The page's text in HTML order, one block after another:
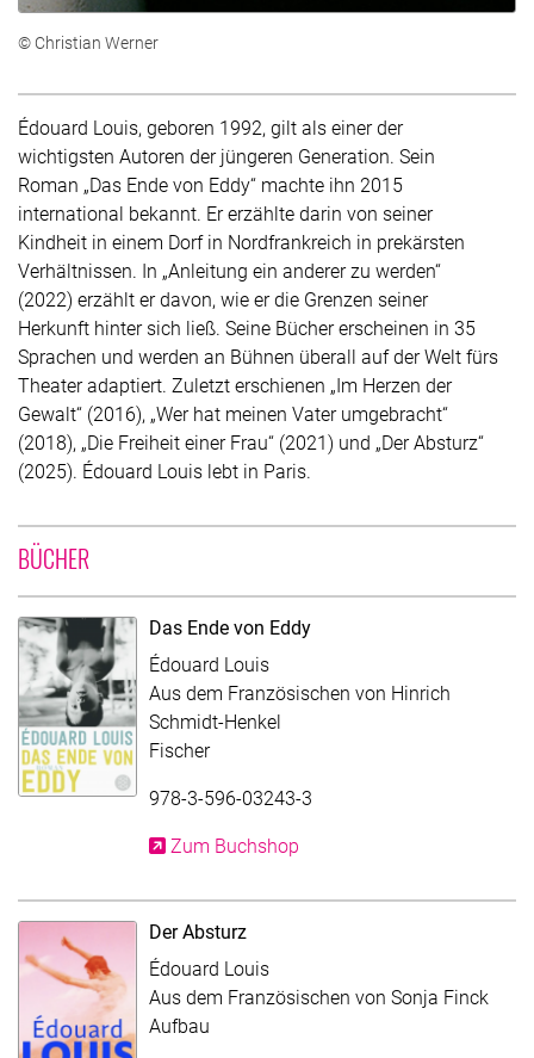
Édouard Louis, geboren 1992, gilt als einer der
wichtigsten Autoren der jüngeren Generation. Sein
Roman „Das Ende von Eddy“ machte ihn 2015
international bekannt. Er erzählte darin von seiner
Kindheit in einem Dorf in Nordfrankreich in prekärsten
Verhältnissen. In „Anleitung ein anderer zu werden“
(2022) erzählt er davon, wie er die Grenzen seiner
Herkunft hinter sich ließ. Seine Bücher erscheinen in 35
Sprachen und werden an Bühnen überall auf der Welt fürs
Theater adaptiert. Zuletzt erschienen „Im Herzen der
Gewalt“ (2016), „Wer hat meinen Vater umgebracht“
(2018), „Die Freiheit einer Frau“ (2021) und „Der Absturz“
(2025). Édouard Louis lebt in Paris.
© Christian Werner
BÜCHER
Das Ende von Eddy
Édouard Louis
Aus dem Französischen von Hinrich
Schmidt-Henkel
Fischer
978-3-596-03243-3
Zum Buchshop
Der Absturz
Édouard Louis
Aus dem Französischen von Sonja Finck
Aufbau